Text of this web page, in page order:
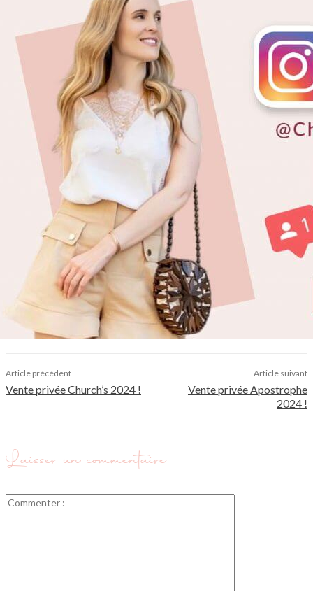
Article précédent
Vente privée Church’s 2024 !
Article suivant
Vente privée Apostrophe
2024 !
Laisser un commentaire